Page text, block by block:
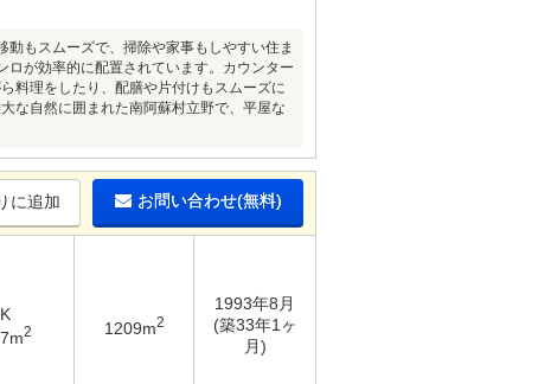
もスムーズで、掃除や家事もしやすい住ま
が効率的に配置されています。カウンター
料理をしたり、配膳や片付けもスムーズに
な自然に囲まれた南阿蘇村立野で、平屋な
に追加 お問い合わせ(無料)
2 1209m2
1993年8月
(築33年1ヶ
月)